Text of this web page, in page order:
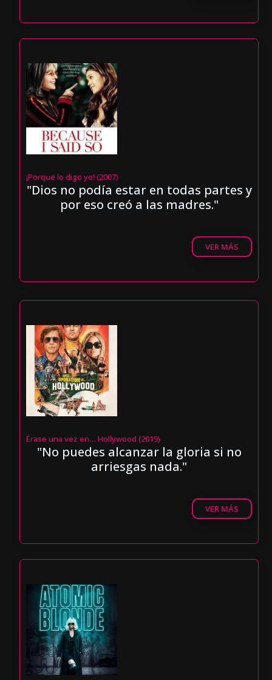
¡Porque lo digo yo! (2007)
"Dios no podía estar en todas partes y
por eso creó a las madres."
VER MÁS
Érase una vez en… Hollywood (2019)
"No puedes alcanzar la gloria si no
arriesgas nada."
VER MÁS